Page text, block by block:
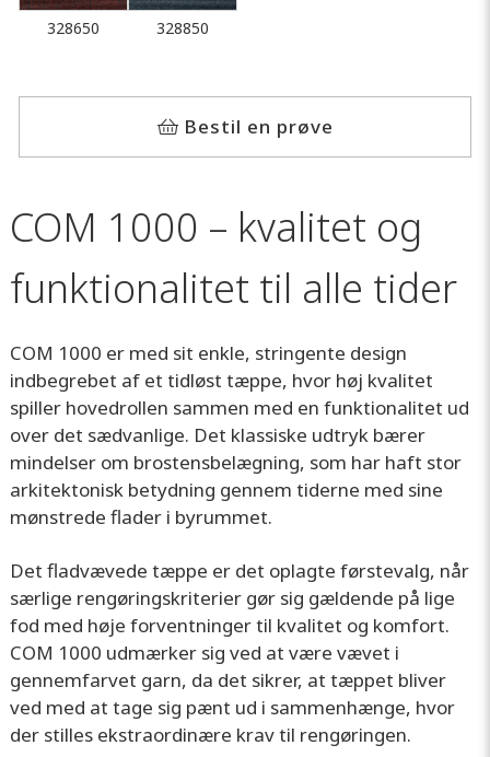
328650 328850
Bestil en prøve
COM 1000 – kvalitet og
funktionalitet til alle tider
COM 1000 er med sit enkle, stringente design
indbegrebet af et tidløst tæppe, hvor høj kvalitet
spiller hovedrollen sammen med en funktionalitet ud
over det sædvanlige. Det klassiske udtryk bærer
mindelser om brostensbelægning, som har haft stor
arkitektonisk betydning gennem tiderne med sine
mønstrede flader i byrummet.
Det fladvævede tæppe er det oplagte førstevalg, når
særlige rengøringskriterier gør sig gældende på lige
fod med høje forventninger til kvalitet og komfort.
COM 1000 udmærker sig ved at være vævet i
gennemfarvet garn, da det sikrer, at tæppet bliver
ved med at tage sig pænt ud i sammenhænge, hvor
der stilles ekstraordinære krav til rengøringen.